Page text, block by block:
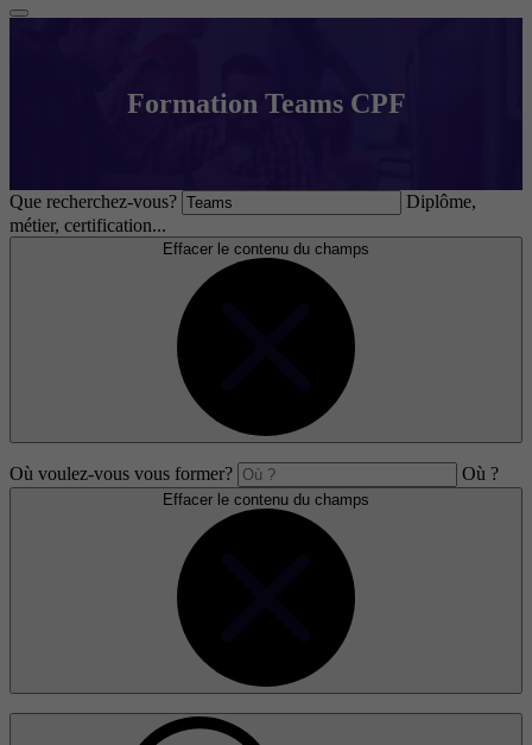
Formation Teams CPF
Que recherchez-vous?
Diplôme,
métier, certification...
Effacer le contenu du champs
Où voulez-vous vous former? Où ?
Effacer le contenu du champs